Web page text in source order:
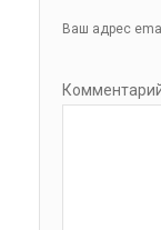
Ваш адрес